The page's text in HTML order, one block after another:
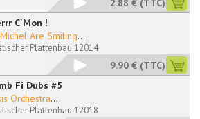
2.88 € (TTC)
C'Mon !
Michel Are Smiling...
Plattenbau 12014
9.90 € (TTC)
Fi Dubs #5
Orchestra...
Plattenbau 12018